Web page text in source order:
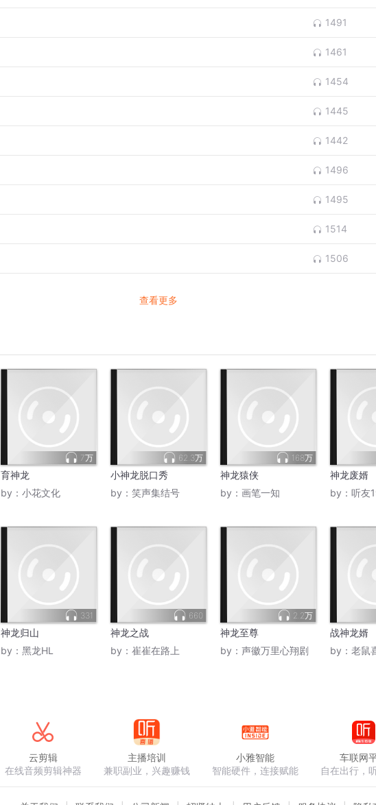
1491
1461
1454
1445
1442
1496
1495
1514
1506
查看更多
7万
育神龙
by： 小花文化
62.3万
小神龙脱口秀
by： 笑声集结号
168万
神龙猿侠
by： 画笔一知
神龙废婿
by： 听友
331
神龙归山
by： 黑龙HL
660
神龙之战
by： 崔崔在路上
2.2万
神龙至尊
by： 声徽万里心翔剧
战神龙婿
by： 老鼠喜
云剪辑
在线音频剪辑神器
主播培训
兼职副业，兴趣赚钱
小雅智能
智能硬件，连接赋能
车联网
自在出行，